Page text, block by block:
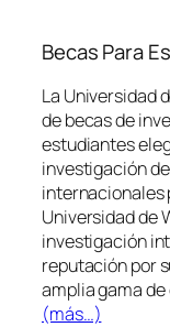
Becas Para
La Universidad
de becas de
estudiantes
investigación
internacionales
Universidad de
investigación
reputación por
amplia gama
(más…)